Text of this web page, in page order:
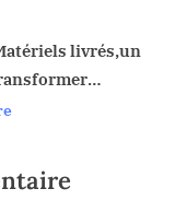
livrés,un